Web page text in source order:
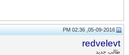
05-09-2016, 02:36 PM
redvelevt
طالب جديد